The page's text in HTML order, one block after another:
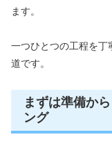
ます。
一つひとつの工程を丁
道です。
まずは準備か
ング